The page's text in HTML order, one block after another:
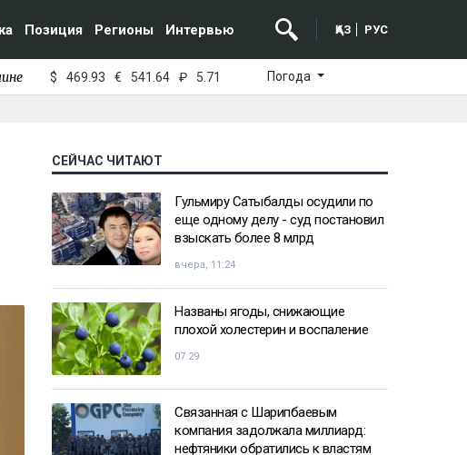
Позиция Регионы Интервью ҚАЗ РУС
$ 469.93 € 541.64 ₽ 5.71 Погода
СЕЙЧАС ЧИТАЮТ
Гульмиру Сатыбалды осудили по
еще одному делу - суд постановил
взыскать более 8 млрд
вчера, 11:24
Названы ягоды, снижающие
плохой холестерин и воспаление
07:29
Связанная с Шарипбаевым
компания задолжала миллиард:
нефтяники обратились к властям